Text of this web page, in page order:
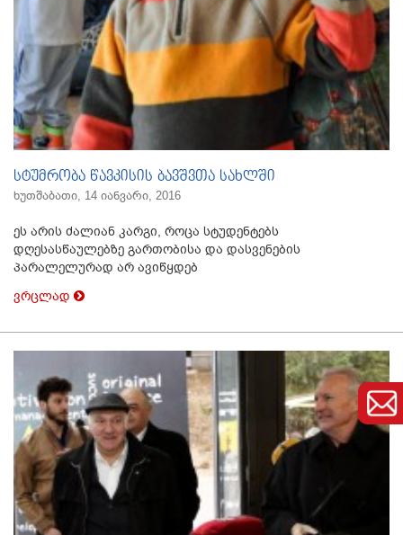
სტუმრობა წავკისის ბავშვთა სახლში
ხუთშაბათი, 14 იანვარი, 2016
ეს არის ძალიან კარგი, როცა სტუდენტებს
დღესასწაულებზე გართობისა და დასვენების
პარალელურად არ ავიწყდებ
ვრცლად